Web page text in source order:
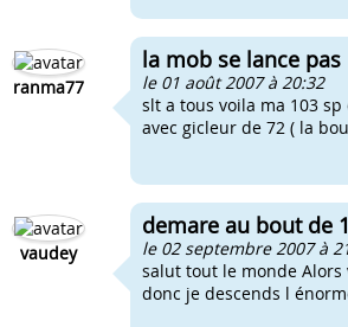
ranma77
la mob se lance pas
le 01 août 2007 à 20:32
slt a tous voila ma 103
avec gicleur de 72 ( la
vaudey
demare au bout de
le 02 septembre 2007 à
salut tout le monde
donc je descends l